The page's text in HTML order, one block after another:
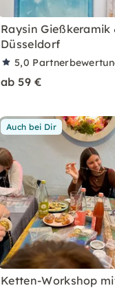
Raysin Gießkeramik
Düsseldorf
5,0
ab 59 €
Auch bei Dir
Ketten-Workshop